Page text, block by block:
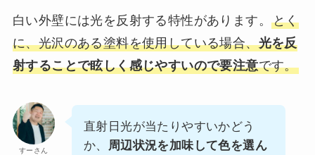
白い外壁には光を反射する特性があります。 とく
に、光沢のある塗料を使用している場合、光を反
射することで眩しく感じやすいので要注意です。
すーさん
直射日光が当たりやすいかどう
か、 周辺状況を加味して色を選ん